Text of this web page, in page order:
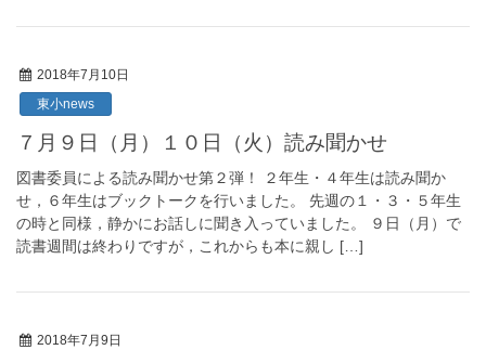
2018年7月10日
東小news
７月９日（月）１０日（火）読み聞かせ
図書委員による読み聞かせ第２弾！ ２年生・４年生は読み聞か
せ，６年生はブックトークを行いました。 先週の１・３・５年生
の時と同様，静かにお話しに聞き入っていました。 ９日（月）で
読書週間は終わりですが，これからも本に親し […]
2018年7月9日